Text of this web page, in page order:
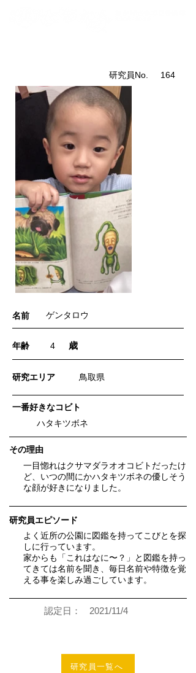
​研究員No. 164
名前 ゲンタロウ
年齢 4 歳
​研究エリア 鳥取県
一番好きなコビト
ハタキツボネ
​その理由
一目惚れはクサマダラオオコビトだったけ
ど、いつの間にかハタキツボネの優しそう
な顔が好きになりました。
研究員エピソード
よく近所の公園に図鑑を持ってこびとを探
しに行っています。
家からも「これはなに〜？」と図鑑を持っ
てきては名前を聞き、毎日名前や特徴を覚
える事を楽しみ過ごしています。
認定日： 2021/11/4
研究員一覧へ